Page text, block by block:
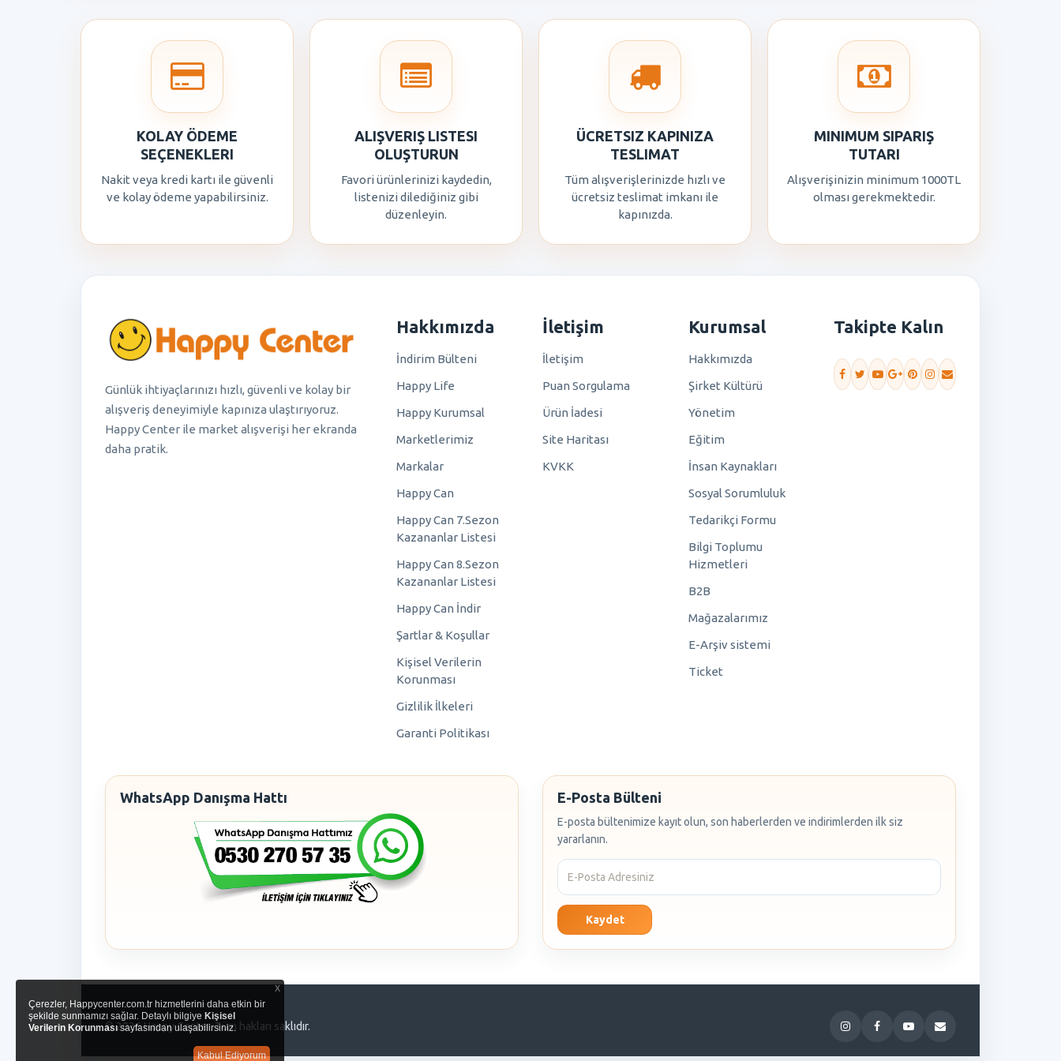
KOLAY ÖDEME
SEÇENEKLERI
Nakit veya kredi kartı ile güvenli
ve kolay ödeme yapabilirsiniz.
ALIŞVERIŞ LISTESI
OLUŞTURUN
Favori ürünlerinizi kaydedin,
listenizi dilediğiniz gibi
düzenleyin.
ÜCRETSIZ KAPINIZA
TESLIMAT
Tüm alışverişlerinizde hızlı ve
ücretsiz teslimat imkanı ile
kapınızda.
MINIMUM SIPARIŞ
TUTARI
Alışverişinizin minimum 1000TL
olması gerekmektedir.
Günlük ihtiyaçlarınızı hızlı, güvenli ve kolay bir
alışveriş deneyimiyle kapınıza ulaştırıyoruz.
Happy Center ile market alışverişi her ekranda
daha pratik.
Hakkımızda
İndirim Bülteni
Happy Life
Happy Kurumsal
Marketlerimiz
Markalar
Happy Can
Happy Can 7.Sezon
Kazananlar Listesi
Happy Can 8.Sezon
Kazananlar Listesi
Happy Can İndir
Şartlar & Koşullar
Kişisel Verilerin
Korunması
Gizlilik İlkeleri
Garanti Politikası
İletişim
İletişim
Puan Sorgulama
Ürün İadesi
Site Haritası
KVKK
Kurumsal
Hakkımızda
Şirket Kültürü
Yönetim
Eğitim
İnsan Kaynakları
Sosyal Sorumluluk
Tedarikçi Formu
Bilgi Toplumu
Hizmetleri
B2B
Mağazalarımız
E-Arşiv sistemi
Ticket
Takipte Kalın
WhatsApp Danışma Hattı E-Posta Bülteni
E-posta bültenimize kayıt olun, son haberlerden ve indirimlerden ilk siz
yararlanın.
Kaydet
© 2026 Happy Center. Tüm hakları saklıdır.
x
Çerezler, Happycenter.com.tr hizmetlerini daha etkin bir
şekilde sunmamızı sağlar. Detaylı bilgiye Kişisel
Verilerin Korunmasısayfasından ulaşabilirsiniz.
Kabul Ediyorum